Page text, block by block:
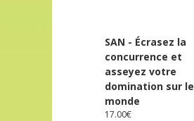
SAN - Écrasez la
concurrence et
asseyez votre
domination sur le
monde
17.00€